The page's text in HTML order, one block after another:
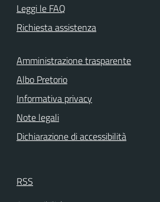
Leggi le FAQ
Richiesta assistenza
Amministrazione trasparente
Albo Pretorio
Informativa privacy
Note legali
Dichiarazione di accessibilità
RSS